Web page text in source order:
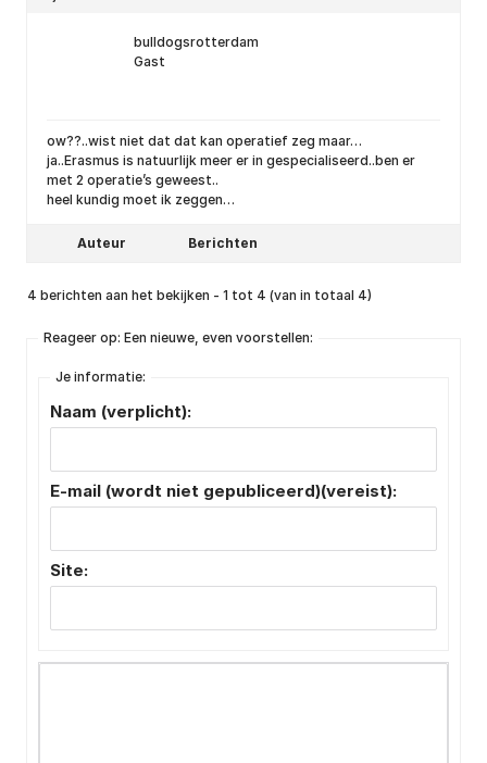
bulldogsrotterdam
Gast
ow??..wist niet dat dat kan operatief zeg maar…
ja..Erasmus is natuurlijk meer er in gespecialiseerd..ben er
met 2 operatie’s geweest..
heel kundig moet ik zeggen…
Auteur Berichten
4 berichten aan het bekijken - 1 tot 4 (van in totaal 4)
Reageer op: Een nieuwe, even voorstellen:
Je informatie:
Naam (verplicht):
E-mail (wordt niet gepubliceerd)(vereist):
Site: